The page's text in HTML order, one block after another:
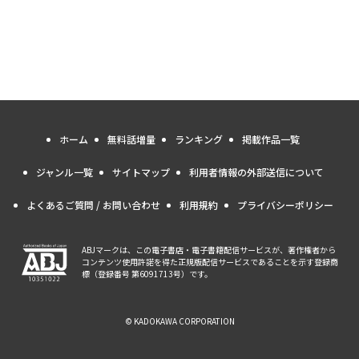
ホーム 無料話増量 ランキング 掲載作品一覧
ジャンル一覧 サイトマップ 利用者情報の外部送信について
よくあるご質問 / お問い合わせ 利用規約 プライバシーポリシー
ABJマークは、この電子書店・電子書籍配信サービスが、著作権者から
コンテンツ使用許諾を得た正規版配信サービスであることを示す登録商
標（登録番号 第6091713号）です。
© KADOKAWA CORPORATION